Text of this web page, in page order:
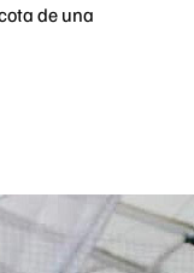
de una